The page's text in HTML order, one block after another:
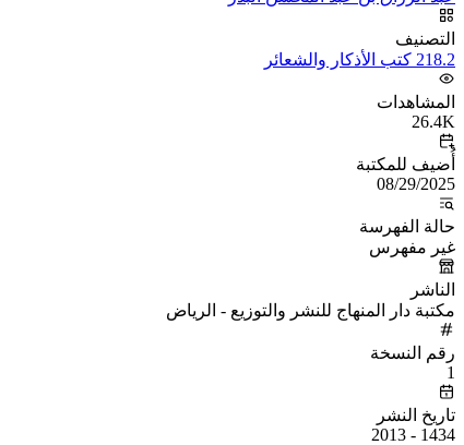
التصنيف
218.2 كتب الأذكار والشعائر
المشاهدات
26.4K
أُضيف للمكتبة
08/29/2025
حالة الفهرسة
غير مفهرس
الناشر
مكتبة دار المنهاج للنشر والتوزيع - الرياض
رقم النسخة
1
تاريخ النشر
1434 - 2013